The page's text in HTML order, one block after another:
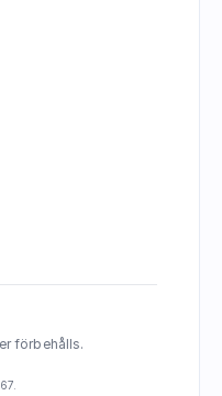
förbehålls.